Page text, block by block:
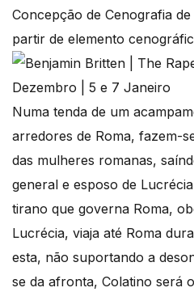
Concepção de Cenografia
partir de elemento
Numa tenda de um
arredores de Roma, fazem-
das mulheres romanas,
general e esposo de
tirano que governa Roma,
Lucrécia, viaja até Roma
esta, não suportando a
se da afronta, Colatino será